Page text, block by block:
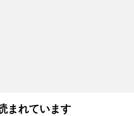
まれています